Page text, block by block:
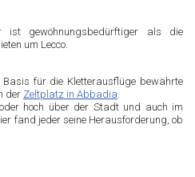
ist gewöhnungsbedürftiger als die
um Lecco.
Basis für die Kletterausflüge bewährte
der Zeltplatz in Abbadia.
hoch über der Stadt und auch im
fand jeder seine Herausforderung, ob